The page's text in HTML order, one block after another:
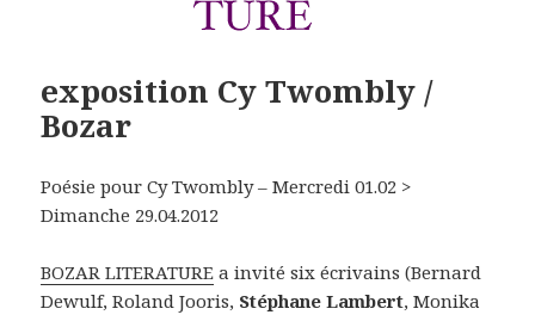
exposition Cy Twombly /
Bozar
Poésie pour Cy Twombly – Mercredi 01.02 >
Dimanche 29.04.2012
BOZAR LITERATURE a invité six écrivains (Bernard
Dewulf, Roland Jooris, Stéphane Lambert, Monika